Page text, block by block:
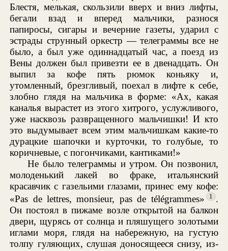
Блестя, мелькая, скользили вверх и вниз лифты,
бегали взад и вперед мальчики, разнося
папиросы, сигары и вечерние газеты, ударил с
эстрады струнный оркестр — телеграммы все не
было, а был уже одиннадцатый час, а поезд из
Вены должен был привезти ее в двенадцать. Он
выпил за кофе пять рюмок коньяку и,
утомленный, брезгливый, поехал в лифте к себе,
злобно глядя на мальчика в форме: «Ах, какая
каналья вырастет из этого хитрого, услужливого,
уже насквозь развращенного мальчишки! И кто
это выдумывает всем этим мальчишкам какие-то
дурацкие шапочки и курточки, то голубые, то
коричневые, с погончиками, кантиками!»
Не было телеграммы и утром. Он позвонил,
молоденький лакей во фраке, итальянский
красавчик с газельими глазами, принес ему кофе:
«Pas de lettres, monsieur, pas de télégrammes»
1 .
Он постоял в пижаме возле открытой на балкон
двери, щурясь от солнца и пляшущего золотыми
иглами моря, глядя на набережную, на густую
толпу гуляющих, слушая доносящееся снизу, из-